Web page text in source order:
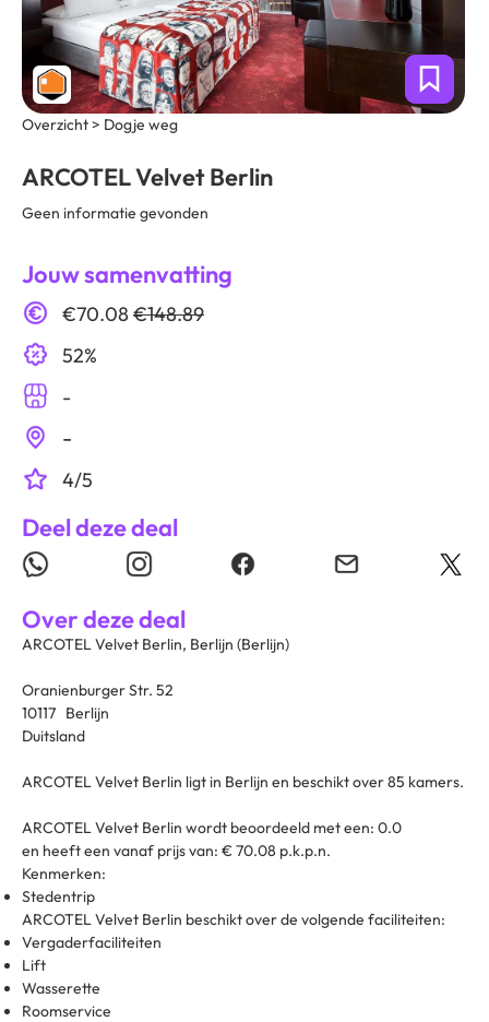
Overzicht > Dogje weg
ARCOTEL Velvet Berlin
Geen informatie gevonden
Jouw samenvatting
€70.08 €148.89
52%
-
-
4/5
Deel deze deal
Over deze deal
ARCOTEL Velvet Berlin, Berlijn (Berlijn)
Oranienburger Str. 52
10117 Berlijn
Duitsland
ARCOTEL Velvet Berlin ligt in Berlijn en beschikt over 85 kamers.
ARCOTEL Velvet Berlin wordt beoordeeld met een: 0.0
en heeft een vanaf prijs van: € 70.08 p.k.p.n.
Kenmerken:
Stedentrip
ARCOTEL Velvet Berlin beschikt over de volgende faciliteiten:
Vergaderfaciliteiten
Lift
Wasserette
Roomservice